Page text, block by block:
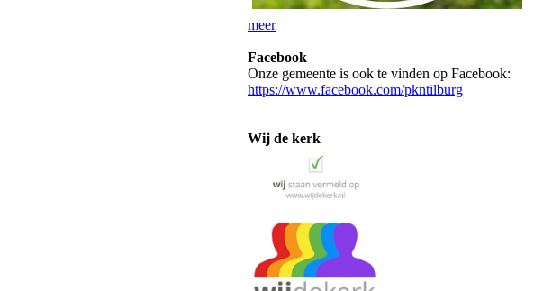
meer
Facebook
Onze gemeente is ook te vinden op Facebook:
https://www.facebook.com/pkntilburg
Wij de kerk